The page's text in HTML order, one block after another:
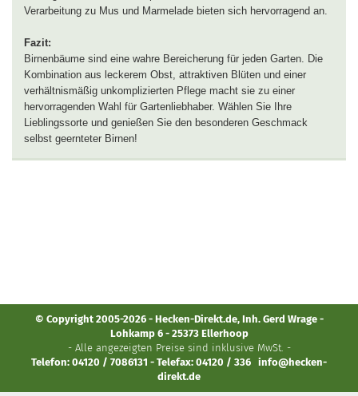
Verarbeitung zu Mus und Marmelade bieten sich hervorragend an.
Fazit:
Birnenbäume sind eine wahre Bereicherung für jeden Garten. Die
Kombination aus leckerem Obst, attraktiven Blüten und einer
verhältnismäßig unkomplizierten Pflege macht sie zu einer
hervorragenden Wahl für Gartenliebhaber. Wählen Sie Ihre
Lieblingssorte und genießen Sie den besonderen Geschmack
selbst geernteter Birnen!
© Copyright 2005-2026 - Hecken-Direkt.de, Inh. Gerd Wrage -
Lohkamp 6 - 25373 Ellerhoop
- Alle angezeigten Preise sind inklusive MwSt. -
Telefon: 04120 / 7086131 - Telefax: 04120 / 336 info@hecken-
direkt.de